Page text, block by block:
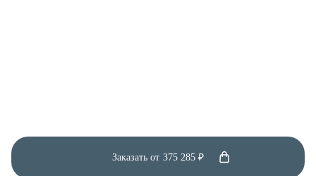
Заказать от 375 285 ₽